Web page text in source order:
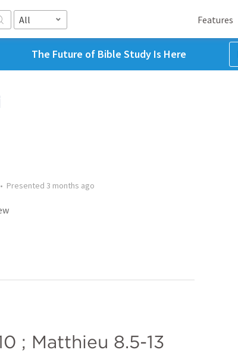
All Features
The Future of Bible Study Is Here
• Presented 3 months ago
; Matthieu 8.5-13